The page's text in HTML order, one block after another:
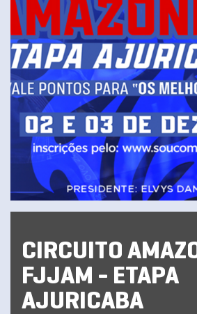
CIRCUITO
FJJAM - ETAPA
AJURICABA